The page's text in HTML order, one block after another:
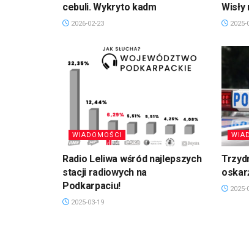
cebuli. Wykryto kadm
2026-02-23 2025-
WIADOMOŚCI
Radio Leliwa wśród najlepszych
stacji radiowych na
Podkarpaciu!
2025-03-19
2025-